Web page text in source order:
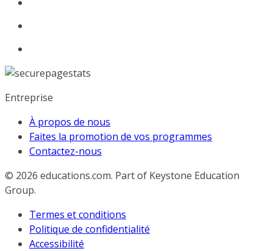
Entreprise
À propos de nous
Faites la promotion de vos programmes
Contactez-nous
© 2026 educations.com. Part of Keystone Education
Group.
Termes et conditions
Politique de confidentialité
Accessibilité